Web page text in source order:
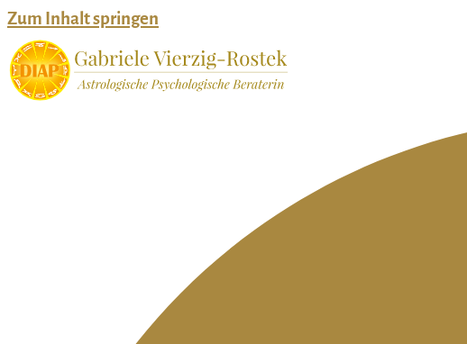
Zum Inhalt springen